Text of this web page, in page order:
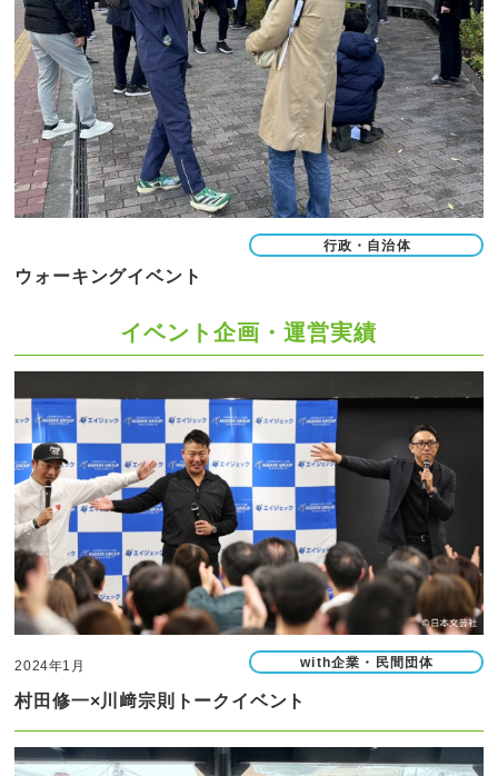
行政・自治体
ウォーキングイベント
イベント企画・運営実績
2024年1月 with企業・民間団体
村田修一×川﨑宗則トークイベント